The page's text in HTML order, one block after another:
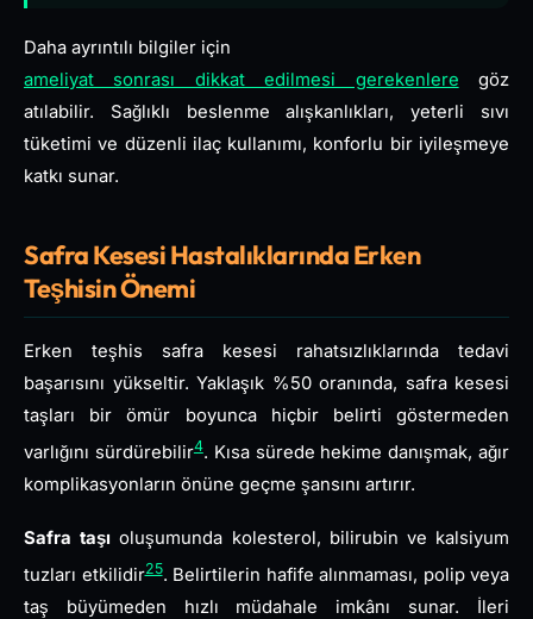
Daha ayrıntılı bilgiler için
ameliyat sonrası dikkat edilmesi gerekenlere göz
atılabilir. Sağlıklı beslenme alışkanlıkları, yeterli sıvı
tüketimi ve düzenli ilaç kullanımı, konforlu bir iyileşmeye
katkı sunar.
Safra Kesesi Hastalıklarında Erken
Teşhisin Önemi
Erken teşhis safra kesesi rahatsızlıklarında tedavi
başarısını yükseltir. Yaklaşık %50 oranında, safra kesesi
taşları bir ömür boyunca hiçbir belirti göstermeden
varlığını sürdürebilir4. Kısa sürede hekime danışmak, ağır
komplikasyonların önüne geçme şansını artırır.
Safra taşı oluşumunda kolesterol, bilirubin ve kalsiyum
tuzları etkilidir25. Belirtilerin hafife alınmaması, polip veya
taş büyümeden hızlı müdahale imkânı sunar. İleri